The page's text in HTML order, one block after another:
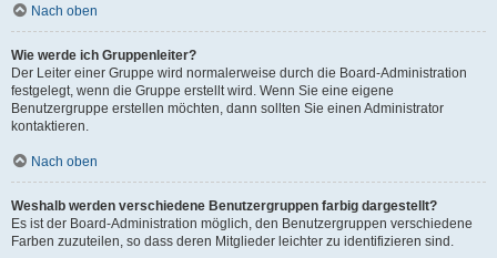
Nach oben
Wie werde ich Gruppenleiter?
Der Leiter einer Gruppe wird normalerweise durch die Board-Administration
festgelegt, wenn die Gruppe erstellt wird. Wenn Sie eine eigene
Benutzergruppe erstellen möchten, dann sollten Sie einen Administrator
kontaktieren.
Nach oben
Weshalb werden verschiedene Benutzergruppen farbig dargestellt?
Es ist der Board-Administration möglich, den Benutzergruppen verschiedene
Farben zuzuteilen, so dass deren Mitglieder leichter zu identifizieren sind.